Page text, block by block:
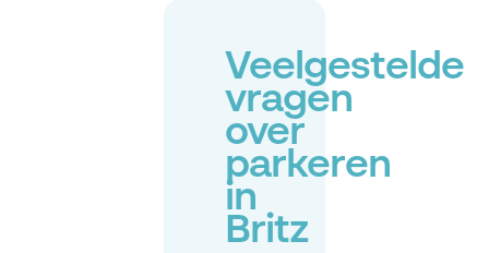
Veelgestelde
vragen
over
parkeren
in
Britz